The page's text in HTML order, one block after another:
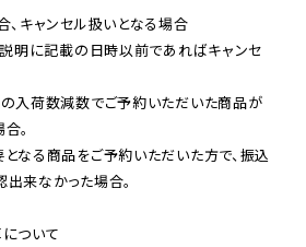
キャンセル扱いとなる場合
明に記載の日時以前であればキャンセ
の入荷数減数でご予約いただいた商品が
。
なる商品をご予約いただいた方で、振込
来なかった場合。
ついて